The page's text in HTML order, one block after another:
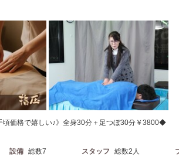
頃価格で嬉しい♪》全身30分＋足つぼ30分￥3800◆
設備 総数7 スタッフ 総数2人